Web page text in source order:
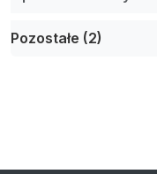
Pozostałe (2)